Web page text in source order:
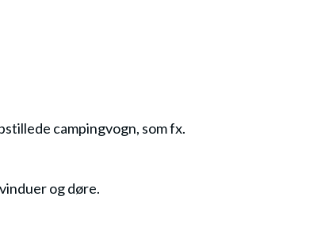
campingvogn, som fx.
og døre.